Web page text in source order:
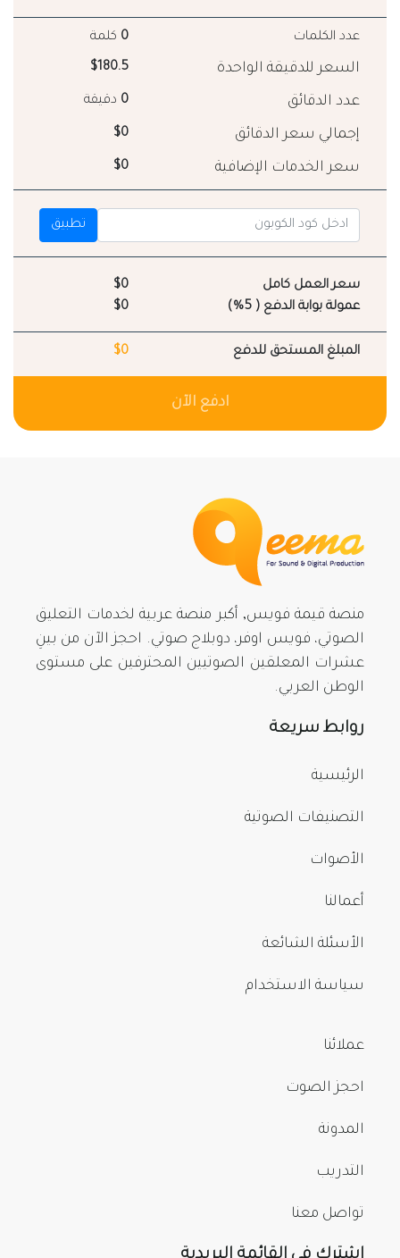
عدد الكلمات 0 كلمة
السعر للدقيقة الواحدة $180.5
عدد الدقائق 0 دقيقة
إجمالي سعر الدقائق $0
سعر الخدمات الإضافية $0
تطبيق
سعر العمل كامل
$0
عمولة بوابة الدفع ( 5%)
$0
المبلغ المستحق للدفع $0
ادفع الآن
منصة قيمة فويس, أكبر منصة عربية لخدمات التعليق
الصوتي، فويس اوفر، دوبلاج صوتي. احجز الآن من بينِ
عشرات المعلقين الصوتيين المحترفين على مستوى
الوطن العربي.
روابط سريعة
الرئيسية
التصنيفات الصوتية
الأصوات
أعمالنا
الأسئلة الشائعة
سياسة الاستخدام
عملائنا
احجز الصوت
المدونة
التدريب
تواصل معنا